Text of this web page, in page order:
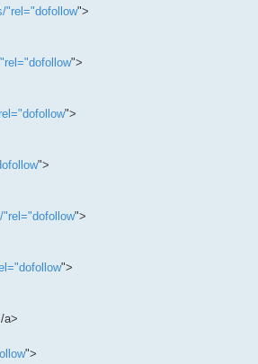
"rel="dofollow">
">
">
">
"rel="dofollow">
">
a>
">